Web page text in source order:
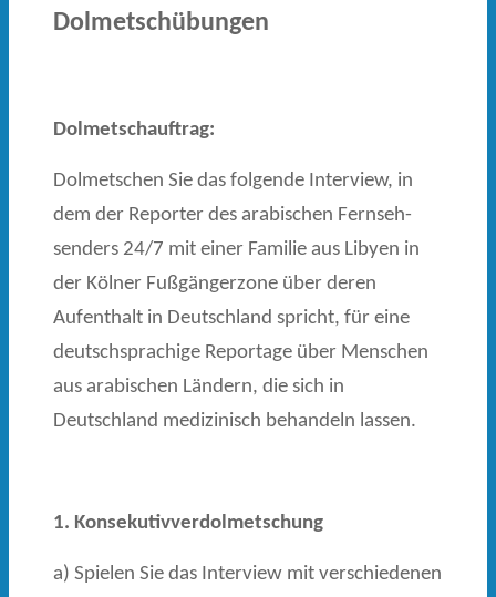
Dolmetschübungen
Dolmetschauftrag:
Dolmetschen Sie das folgende Interview, in
dem der Reporter des arabischen Fernseh­
senders 24/7 mit einer Familie aus Libyen in
der Kölner Fußgänger­zone über deren
Aufent­halt in Deutschland spricht, für eine
deutschsprachige Reporta­ge über Menschen
aus arabischen Ländern, die sich in
Deutschland medizinisch behandeln lassen.
1. Konsekutivverdolmetschung
a) Spielen Sie das Interview mit verschiedenen